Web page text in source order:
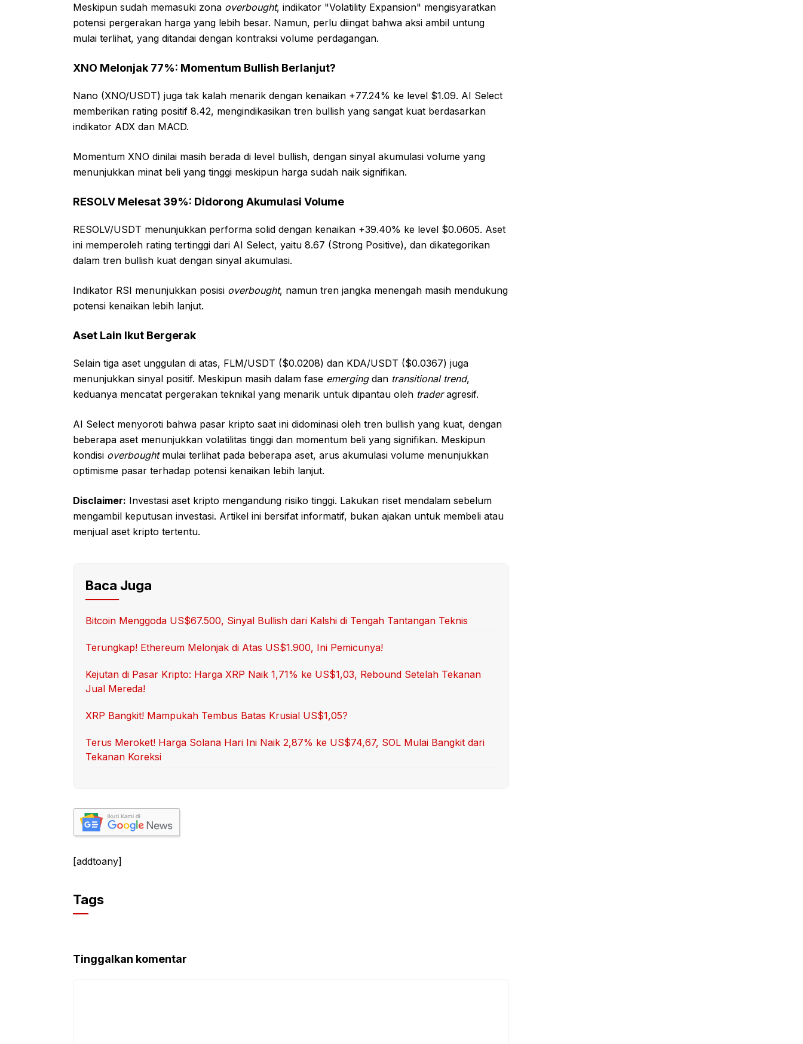
Meskipun sudah memasuki zona overbought, indikator "Volatility Expansion" mengisyaratkan
potensi pergerakan harga yang lebih besar. Namun, perlu diingat bahwa aksi ambil untung
mulai terlihat, yang ditandai dengan kontraksi volume perdagangan.
XNO Melonjak 77%: Momentum Bullish Berlanjut?
Nano (XNO/USDT) juga tak kalah menarik dengan kenaikan +77.24% ke level $1.09. AI Select
memberikan rating positif 8.42, mengindikasikan tren bullish yang sangat kuat berdasarkan
indikator ADX dan MACD.
Momentum XNO dinilai masih berada di level bullish, dengan sinyal akumulasi volume yang
menunjukkan minat beli yang tinggi meskipun harga sudah naik signifikan.
RESOLV Melesat 39%: Didorong Akumulasi Volume
RESOLV/USDT menunjukkan performa solid dengan kenaikan +39.40% ke level $0.0605. Aset
ini memperoleh rating tertinggi dari AI Select, yaitu 8.67 (Strong Positive), dan dikategorikan
dalam tren bullish kuat dengan sinyal akumulasi.
Indikator RSI menunjukkan posisi overbought, namun tren jangka menengah masih mendukung
potensi kenaikan lebih lanjut.
Aset Lain Ikut Bergerak
Selain tiga aset unggulan di atas, FLM/USDT ($0.0208) dan KDA/USDT ($0.0367) juga
menunjukkan sinyal positif. Meskipun masih dalam fase emergingdan transitional trend,
keduanya mencatat pergerakan teknikal yang menarik untuk dipantau oleh traderagresif.
AI Select menyoroti bahwa pasar kripto saat ini didominasi oleh tren bullish yang kuat, dengan
beberapa aset menunjukkan volatilitas tinggi dan momentum beli yang signifikan. Meskipun
kondisi overboughtmulai terlihat pada beberapa aset, arus akumulasi volume menunjukkan
optimisme pasar terhadap potensi kenaikan lebih lanjut.
Disclaimer: Investasi aset kripto mengandung risiko tinggi. Lakukan riset mendalam sebelum
mengambil keputusan investasi. Artikel ini bersifat informatif, bukan ajakan untuk membeli atau
menjual aset kripto tertentu.
Baca Juga
Bitcoin Menggoda US$67.500, Sinyal Bullish dari Kalshi di Tengah Tantangan Teknis
Terungkap! Ethereum Melonjak di Atas US$1.900, Ini Pemicunya!
Kejutan di Pasar Kripto: Harga XRP Naik 1,71% ke US$1,03, Rebound Setelah Tekanan
Jual Mereda!
XRP Bangkit! Mampukah Tembus Batas Krusial US$1,05?
Terus Meroket! Harga Solana Hari Ini Naik 2,87% ke US$74,67, SOL Mulai Bangkit dari
Tekanan Koreksi
[addtoany]
Tags
Tinggalkan komentar